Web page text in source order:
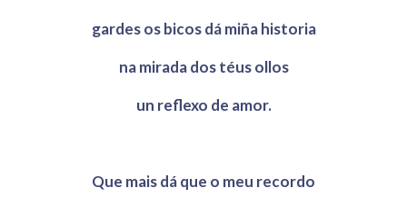
gardes os bicos dá miña historia
na mirada dos téus ollos
un reflexo de amor.
Que mais dá que o meu recordo